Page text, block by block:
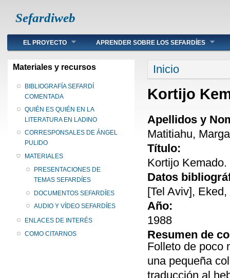
Sefardiweb
Main menu
EL PROYECTO APRENDER SOBRE LOS SEFARDÍES
Materiales y recursos
BIBLIOGRAFÍA SEFARDÍ
COMENTADA
QUIÉN ES QUIÉN EN LA
LITERATURA EN LADINO
CORRESPONSALES DE ÁNGEL
PULIDO
MATERIALES
PRESENTACIONES DE
TEMAS SEFARDÍES
DOCUMENTOS SEFARDÍES
AUDIO Y VÍDEO SEFARDÍES
ENLACES DE INTERÉS
COMO CITARNOS
Se encuentra
Inicio
Kortijo
Apellidos y
Matitiahu,
Título:
Kortijo
Datos
[Tel Aviv],
Año:
1988
Resumen de
Folleto de poco
una pequeña
traducción al